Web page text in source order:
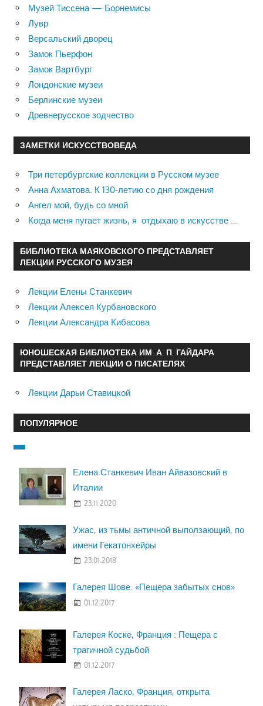
Музей Тиссена — Борнемисы
Лувр
Версальский дворец
Замок Пьерфон
Замок Вартбург
Лондонские музеи
Берлинские музеи
Древнерусское зодчество
ЗАМЕТКИ ИСКУССТВОВЕДА
Три петербургские коллекции в Русском музее
Анна Ахматова. К 130-летию со дня рождения
Ангел мой, будь со мной
Когда меня пугает жизнь, я отдыхаю в искусстве …
БИБЛИОТЕКА МАЯКОВСКОГО ПРЕДСТАВЛЯЕТ
ЛЕКЦИИ РУССКОГО МУЗЕЯ
Лекции Елены Станкевич
Лекции Алексея Курбановского
Лекции Александра Кибасова
ЮНОШЕСКАЯ БИБЛИОТЕКА ИМ. А. П. ГАЙДАРА
ПРЕДСТАВЛЯЕТ ЛЕКЦИИ О ПИСАТЕЛЯХ
Лекции Дарьи Ставицкой
ПОПУЛЯРНОЕ
Елена Станкевич Иван Айвазовский в
Италии
23.11.2020
Ужас, из тьмы античной выползающий, по
имени Гекатонхейры
23.01.2018
Галерея Шове. «Пещера забытых снов»
01.12.2017
Галерея Коске, Франция : Пещера с
трагичной судьбой
01.12.2017
Галерея Ласко, Франция, открыта